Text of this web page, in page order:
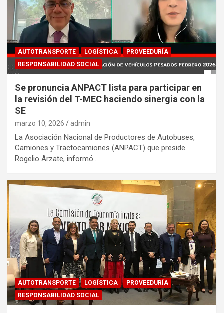
AUTOTRANSPORTE LOGÍSTICA
PROVEEDURÍA
RESPONSABILIDAD SOCIAL
Se pronuncia ANPACT lista para participar en
la revisión del T-MEC haciendo sinergia con la
SE
marzo 10, 2026 admin
La Asociación Nacional de Productores de Autobuses,
Camiones y Tractocamiones (ANPACT) que preside
Rogelio Arzate, informó…
AUTOTRANSPORTE LOGÍSTICA
PROVEEDURÍA
RESPONSABILIDAD SOCIAL